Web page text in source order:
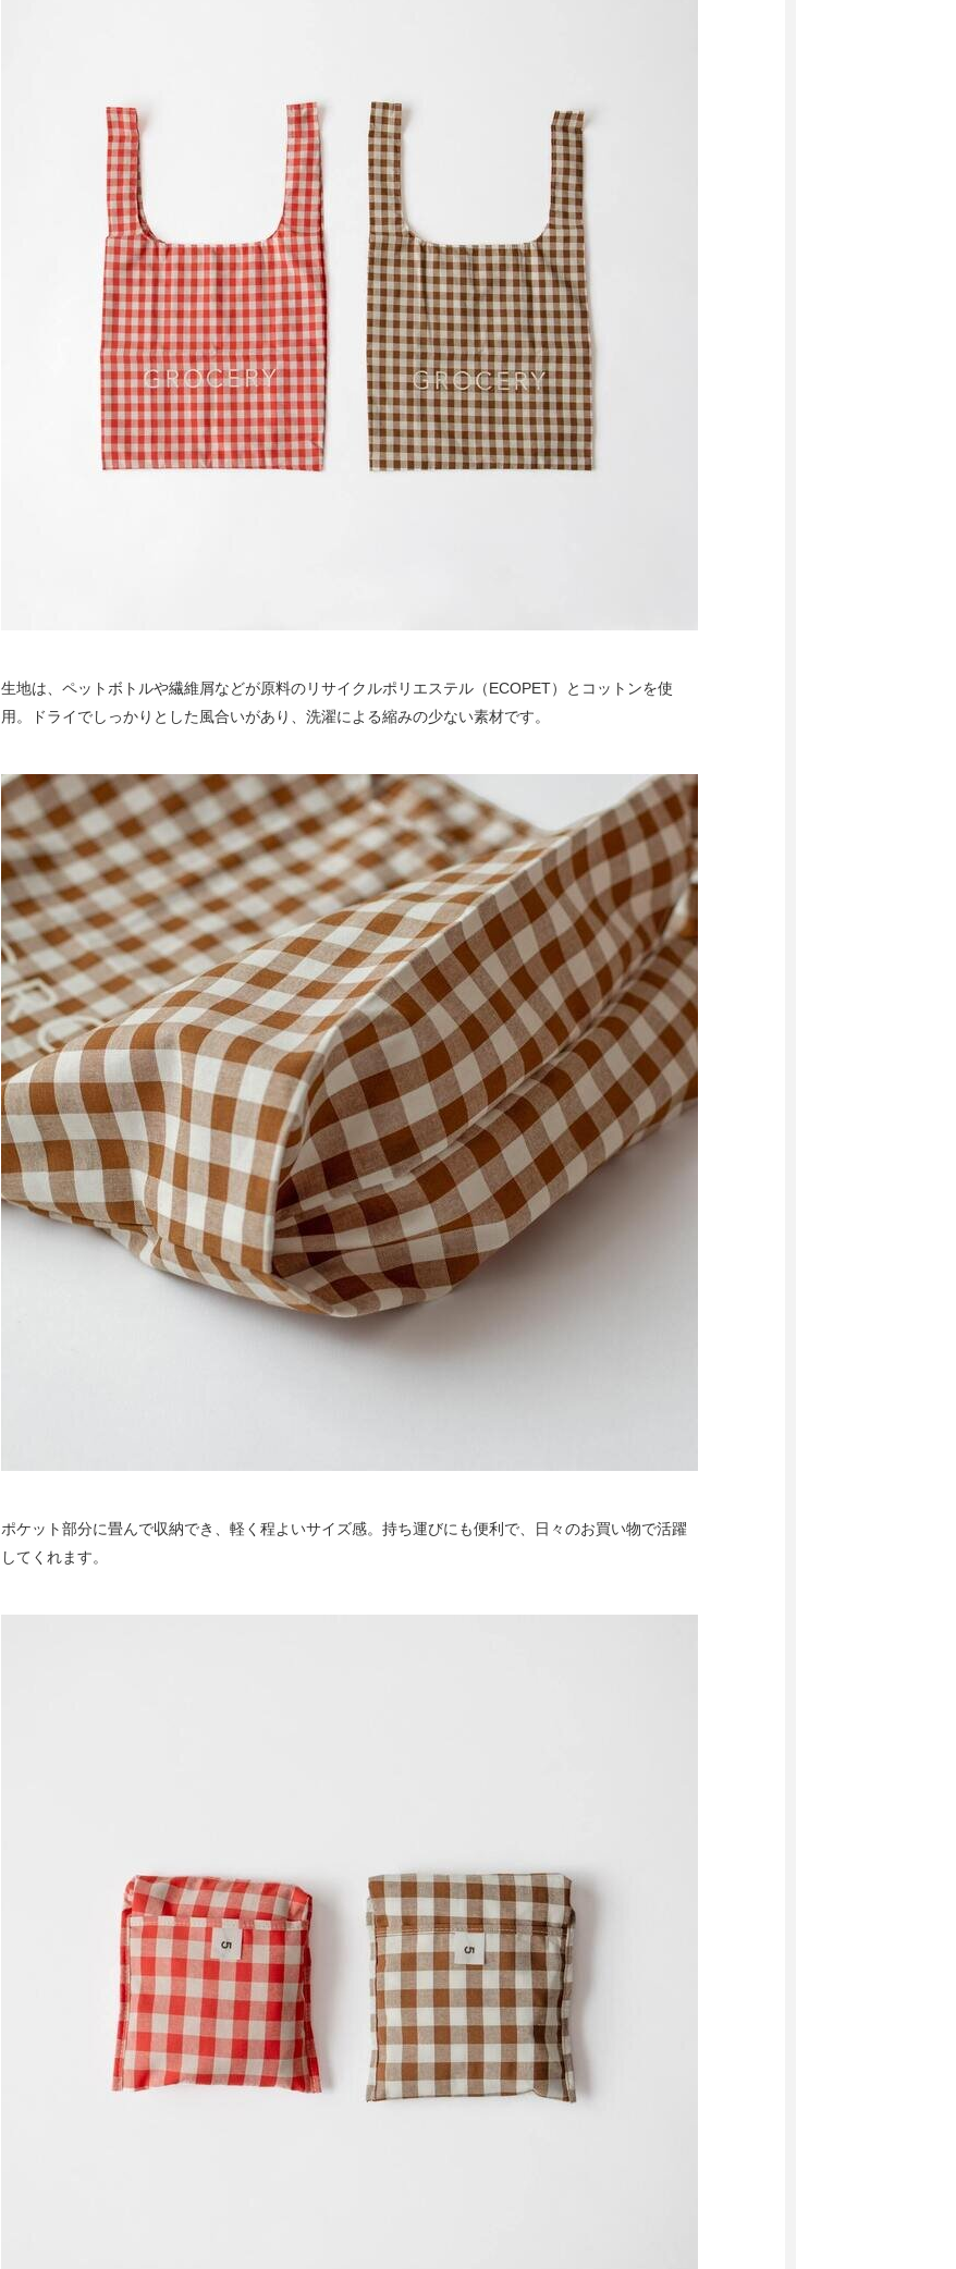
生地は、ペットボトルや繊維屑などが原料のリサイクルポリエステル（ECOPET）とコットンを使
用。ドライでしっかりとした風合いがあり、洗濯による縮みの少ない素材です。
ポケット部分に畳んで収納でき、軽く程よいサイズ感。持ち運びにも便利で、日々のお買い物で活躍
してくれます。